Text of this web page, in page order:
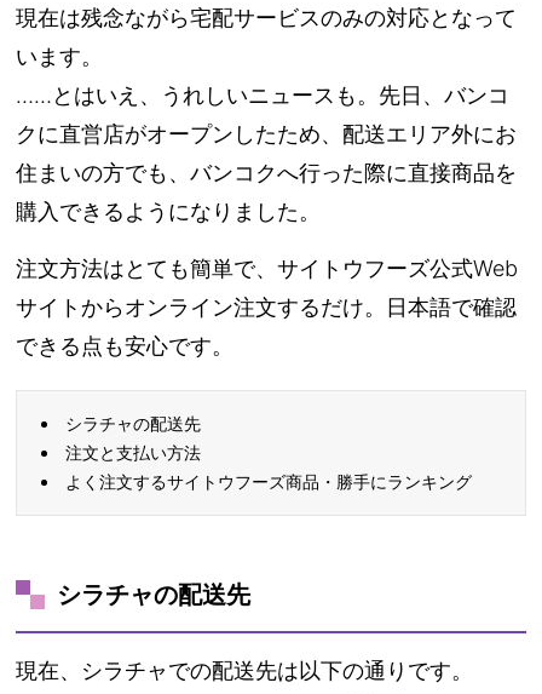
現在は残念ながら宅配サービスのみの対応となって
います。
……とはいえ、うれしいニュースも。先日、バンコ
クに直営店がオープンしたため、配送エリア外にお
住まいの方でも、バンコクへ行った際に直接商品を
購入できるようになりました。
注文方法はとても簡単で、サイトウフーズ公式Web
サイトからオンライン注文するだけ。日本語で確認
できる点も安心です。
シラチャの配送先
注文と支払い方法
よく注文するサイトウフーズ商品・勝手にランキング
シラチャの配送先
現在、シラチャでの配送先は以下の通りです。